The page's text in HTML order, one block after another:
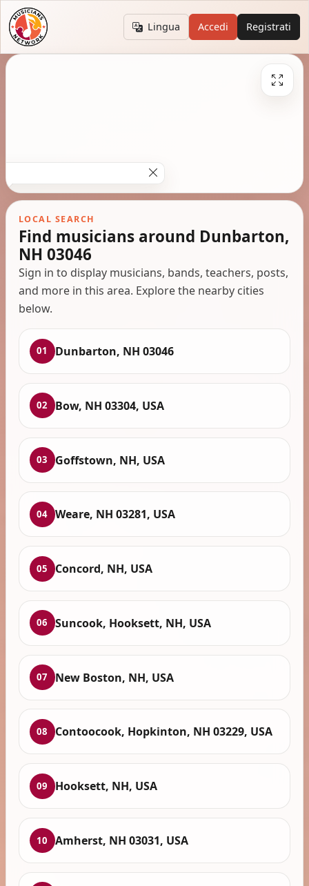
Lingua Accedi Registrati
LOCAL SEARCH
Find musicians around Dunbarton,
NH 03046
Sign in to display musicians, bands, teachers, posts,
and more in this area. Explore the nearby cities
below.
01 Dunbarton, NH 03046
02 Bow, NH 03304, USA
03 Goffstown, NH, USA
04 Weare, NH 03281, USA
05 Concord, NH, USA
06 Suncook, Hooksett, NH, USA
07 New Boston, NH, USA
08 Contoocook, Hopkinton, NH 03229, USA
09 Hooksett, NH, USA
10 Amherst, NH 03031, USA